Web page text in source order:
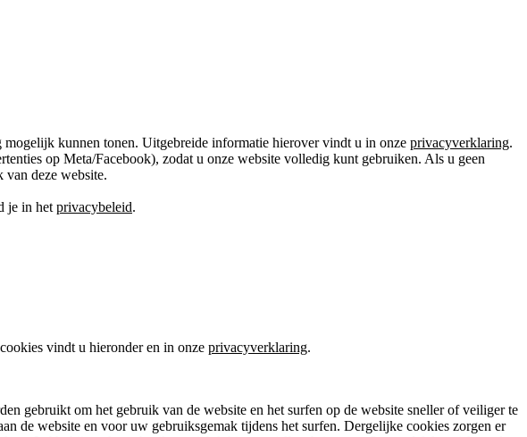
kunnen tonen. Uitgebreide informatie hierover vindt u in onze privacyverklaring.
op Meta/Facebook), zodat u onze website volledig kunt gebruiken. Als u geen
van deze website.
je in het privacybeleid.
vindt u hieronder en in onze privacyverklaring.
gebruikt om het gebruik van de website en het surfen op de website sneller of veiliger te
de website en voor uw gebruiksgemak tijdens het surfen. Dergelijke cookies zorgen er